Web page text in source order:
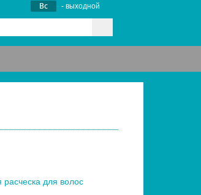
Вс
- выходной
расческа для волос